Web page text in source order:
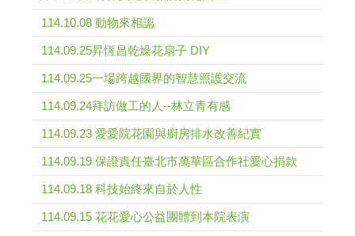
114.10.08 動物來相認
114.09.25昇恆昌乾燥花扇子 DIY
114.09.25一場跨越國界的智慧照護交流
114.09.24拜訪做工的人--林立青有感
114.09.23 愛愛院花園與廚房排水改善紀實
114.09.19 保證責任臺北市萬華區合作社愛心捐款
114.09.18 科技始終來自於人性
114.09.15 花花愛心公益團體到本院表演